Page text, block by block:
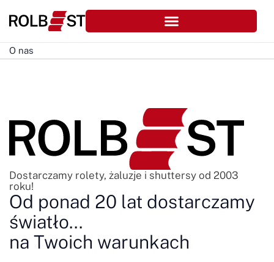
O nas
Dostarczamy rolety, żaluzje i shuttersy od 2003
roku!
Od ponad 20 lat dostarczamy
światło...
na Twoich warunkach